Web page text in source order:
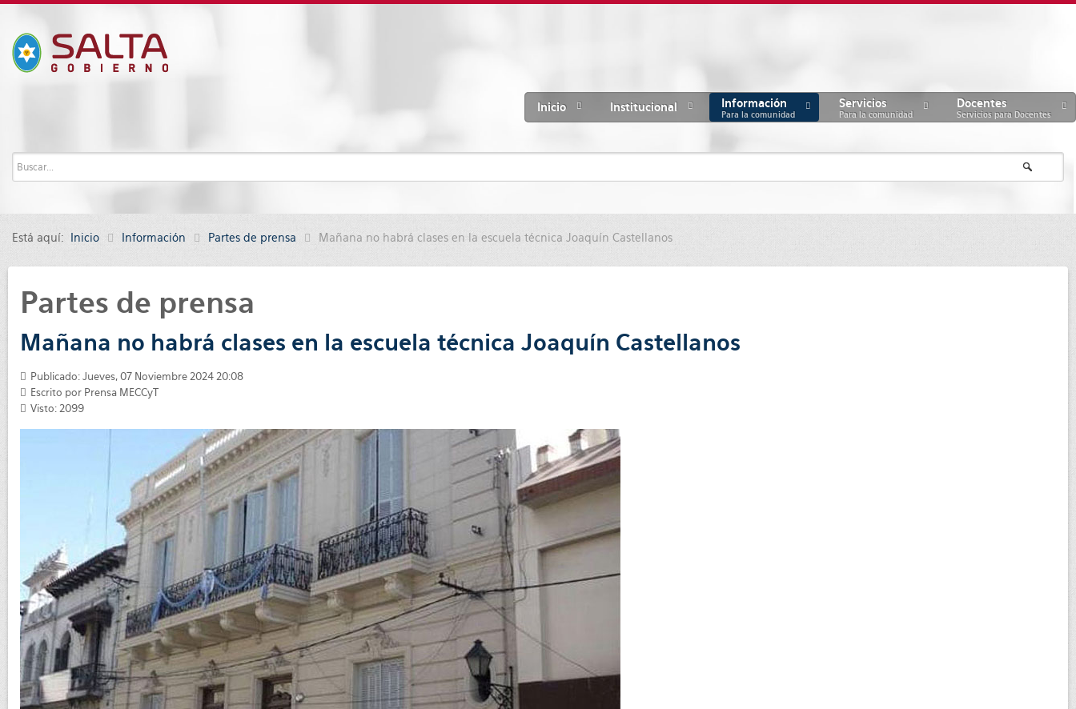
Inicio Institucional Información
Para la comunidad
Servicios
Para la comunidad
Docentes
Servicios para Docentes
Está aquí: Inicio Información Partes de prensa Mañana no habrá clases en la escuela técnica Joaquín Castellanos
Partes de prensa
Mañana no habrá clases en la escuela técnica Joaquín Castellanos
Publicado: Jueves, 07 Noviembre 2024 20:08
Escrito por Prensa MECCyT
Visto: 2099